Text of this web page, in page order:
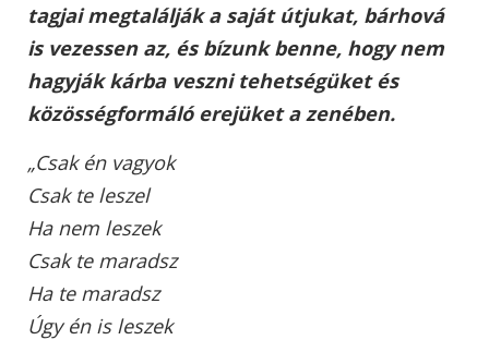
tagjai megtalálják a saját útjukat, bárhová
is vezessen az, és bízunk benne, hogy nem
hagyják kárba veszni tehetségüket és
közösségformáló erejüket a zenében.
„Csak én vagyok
Csak te leszel
Ha nem leszek
Csak te maradsz
Ha te maradsz
Úgy én is leszek